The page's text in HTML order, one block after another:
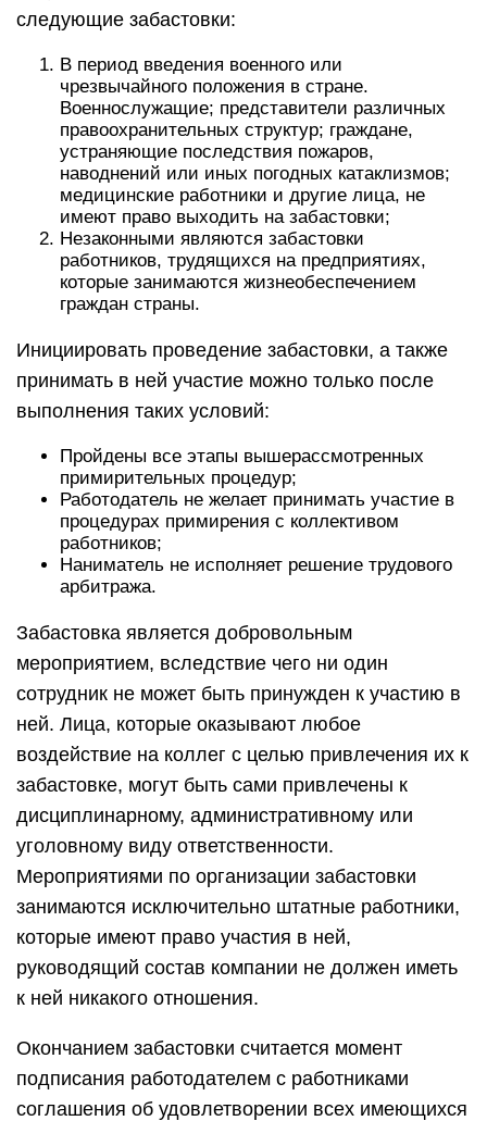
следующие забастовки:
В период введения военного или
чрезвычайного положения в стране.
Военнослужащие; представители различных
правоохранительных структур; граждане,
устраняющие последствия пожаров,
наводнений или иных погодных катаклизмов;
медицинские работники и другие лица, не
имеют право выходить на забастовки;
Незаконными являются забастовки
работников, трудящихся на предприятиях,
которые занимаются жизнеобеспечением
граждан страны.
Инициировать проведение забастовки, а также
принимать в ней участие можно только после
выполнения таких условий:
Пройдены все этапы вышерассмотренных
примирительных процедур;
Работодатель не желает принимать участие в
процедурах примирения с коллективом
работников;
Наниматель не исполняет решение трудового
арбитража.
Забастовка является добровольным
мероприятием, вследствие чего ни один
сотрудник не может быть принужден к участию в
ней. Лица, которые оказывают любое
воздействие на коллег с целью привлечения их к
забастовке, могут быть сами привлечены к
дисциплинарному, административному или
уголовному виду ответственности.
Мероприятиями по организации забастовки
занимаются исключительно штатные работники,
которые имеют право участия в ней,
руководящий состав компании не должен иметь
к ней никакого отношения.
Окончанием забастовки считается момент
подписания работодателем с работниками
соглашения об удовлетворении всех имеющихся